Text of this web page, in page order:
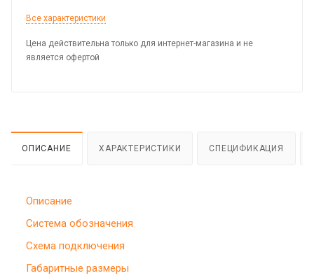
Все характеристики
Цена действительна только для интернет-магазина и не
является офертой
ОПИСАНИЕ ХАРАКТЕРИСТИКИ СПЕЦИФИКАЦИЯ
Описание
Система обозначения
Схема подключения
Габаритные размеры